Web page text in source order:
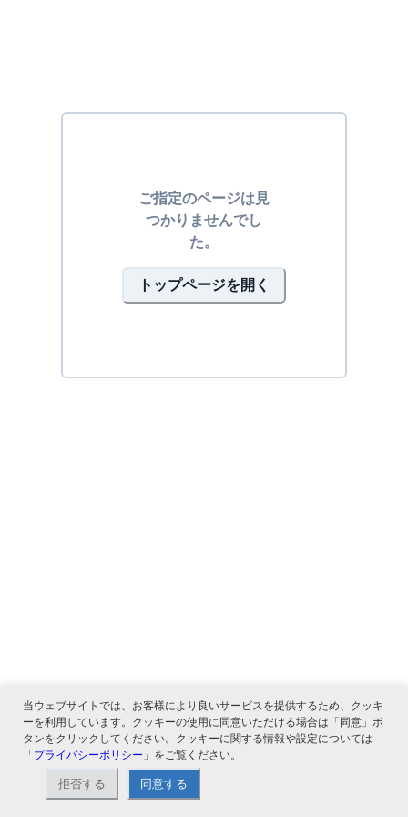
ご指定のページは見
つかりませんでし
た。
トップページを開く
当ウェブサイトでは、お客様により良いサービスを提供するため、クッキ
ーを利用しています。クッキーの使用に同意いただける場合は「同意」ボ
タンをクリックしてください。クッキーに関する情報や設定については
「プライバシーポリシー 」をご覧ください。
拒否する 同意する